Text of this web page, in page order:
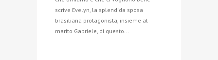
scrive Evelyn, la splendida sposa
brasiliana protagonista, insieme al
marito Gabriele, di questo...